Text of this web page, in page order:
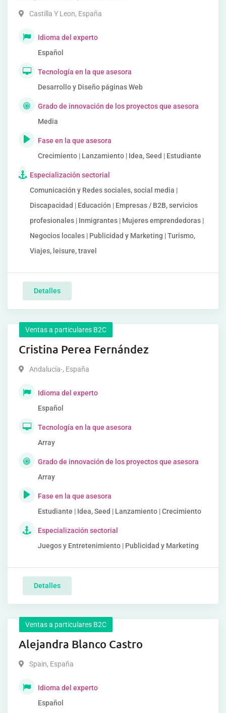
Castilla Y Leon, España
Idioma del experto
Español
Tecnología en la que asesora
Desarrollo y Diseño páginas Web
Grado de innovación de los proyectos que asesora
Media
Fase en la que asesora
Crecimiento | Lanzamiento | Idea, Seed | Estudiante
Especialización sectorial
Comunicación y Redes sociales, social media |
Discapacidad | Educación | Empresas / B2B, servicios
profesionales | Inmigrantes | Mujeres emprendedoras |
Negocios locales | Publicidad y Marketing | Turismo,
Viajes, leisure, travel
Detalles
Ventas a particulares B2C
Cristina Perea Fernández
Andalucía-, España
Idioma del experto
Español
Tecnología en la que asesora
Array
Grado de innovación de los proyectos que asesora
Array
Fase en la que asesora
Estudiante | Idea, Seed | Lanzamiento | Crecimiento
Especialización sectorial
Juegos y Entretenimiento | Publicidad y Marketing
Detalles
Ventas a particulares B2C
Alejandra Blanco Castro
Spain, España
Idioma del experto
Español